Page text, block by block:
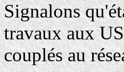
Signalons
travaux aux
couplés au